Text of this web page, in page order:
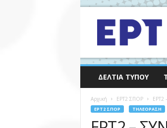
ΔΕΛΤΊΑ ΤΎΠΟΥ
Αρχική EΡΤ2 ΣΠΟΡ ΕΡΤ2
EΡΤ2 ΣΠΟΡ ΤΗΛΕΌΡΑΣΗ